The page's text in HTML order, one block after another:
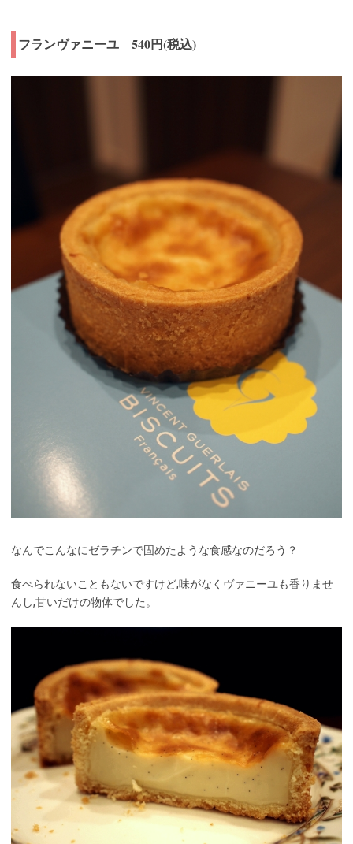
フランヴァニーユ 540円(税込)
なんでこんなにゼラチンで固めたような食感なのだろう？
食べられないこともないですけど,味がなくヴァニーユも香りませ
んし,甘いだけの物体でした。